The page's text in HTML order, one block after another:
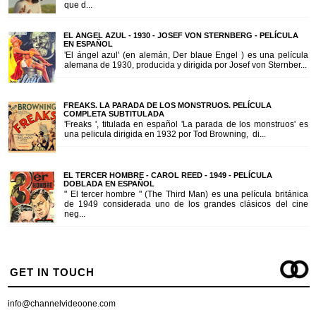
que d...
EL ANGEL AZUL - 1930 - JOSEF VON STERNBERG - PELÍCULA
EN ESPAÑOL
'El ángel azul' (en alemán, Der blaue Engel ) es una película
alemana de 1930, producida y dirigida por Josef von Sternber...
FREAKS. LA PARADA DE LOS MONSTRUOS. PELÍCULA
COMPLETA SUBTITULADA
'Freaks ', titulada en español 'La parada de los monstruos' es
una pelicula dirigida en 1932 por Tod Browning, di...
EL TERCER HOMBRE - CAROL REED - 1949 - PELÍCULA
DOBLADA EN ESPAÑOL
" El tercer hombre " (The Third Man) es una película británica
de 1949 considerada uno de los grandes clásicos del cine
neg...
GET IN TOUCH
info@channelvideoone.com